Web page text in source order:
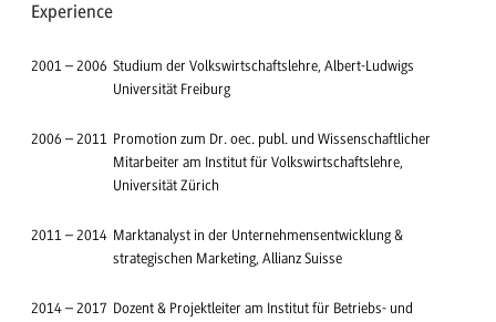
Experience
2001 – 2006 Studium der Volkswirtschaftslehre, Albert-Ludwigs
Universität Freiburg
2006 – 2011 Promotion zum Dr. oec. publ. und Wissenschaftlicher
Mitarbeiter am Institut für Volkswirtschaftslehre,
Universität Zürich
2011 – 2014 Marktanalyst in der Unternehmensentwicklung &
strategischen Marketing, Allianz Suisse
2014 – 2017 Dozent & Projektleiter am Institut für Betriebs- und